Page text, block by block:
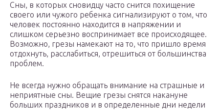
Сны, в которых сновидцу часто снится похищение
своего или чужого ребенка сигнализируют о том, что
человек постоянно находится в напряжении и
слишком серьезно воспринимает все происходящее.
Возможно, грезы намекают на то, что пришло время
отдохнуть, расслабиться, отрешиться от большинства
проблем.
Не всегда нужно обращать внимание на страшные и
неприятные сны. Вещие грезы снятся накануне
больших праздников и в определенные дни недели